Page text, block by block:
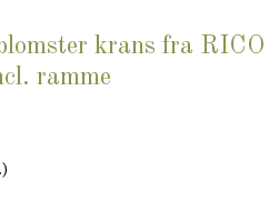
krans fra RICO
ramme